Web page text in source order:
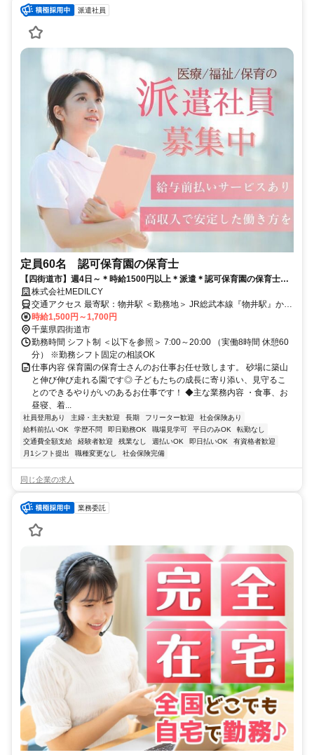
派遣社員
定員60名 認可保育園の保育士
【四街道市】週4日～＊時給1500円以上＊派遣＊認可保育園の保育士の
お仕事
株式会社MEDILCY
交通アクセス 最寄駅：物井駅 ＜勤務地＞ JR総武本線『物井駅』から
徒歩6分 規定内交通費支給
時給1,500円～1,700円
千葉県四街道市
勤務時間 シフト制 ＜以下を参照＞ 7:00～20:00 （実働8時間 休憩60
分） ※勤務シフト固定の相談OK
仕事内容 保育園の保育士さんのお仕事お任せ致します。 砂場に築山
と伸び伸び走れる園です◎ 子どもたちの成長に寄り添い、見守るこ
とのできるやりがいのあるお仕事です！ ◆主な業務内容 ・食事、お
昼寝、着...
社員登用あり 主婦・主夫歓迎 長期 フリーター歓迎
社会保険あり
給料前払いOK
学歴不問 即日勤務OK 職場見学可 平日のみOK
転勤なし
交通費全額支給
経験者歓迎 残業なし 週払いOK 即日払いOK
有資格者歓迎
月1シフト提出
職種変更なし 社会保険完備
同じ企業の求人
業務委託